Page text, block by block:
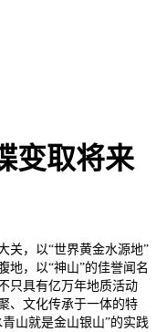
变取将来
，以“世界黄金水源地”
地，以“神山”的佳誉闻名
只具有亿万年地质活动
、文化传承于一体的特
山就是金山银山”的实践